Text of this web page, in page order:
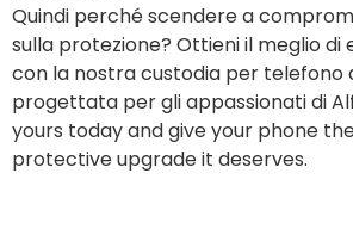
Quindi perché scendere a
sulla protezione? Ottieni il meglio di
con la nostra custodia per telefono
progettata per gli appassionati di
yours today and give your phone
protective upgrade it deserves.